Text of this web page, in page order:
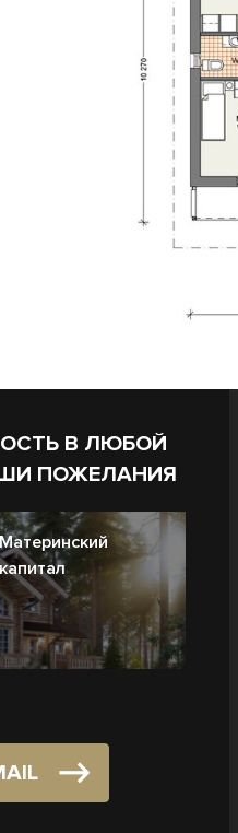
В ЛЮБОЙ
ПОЖЕЛАНИЯ
Материнский
капитал